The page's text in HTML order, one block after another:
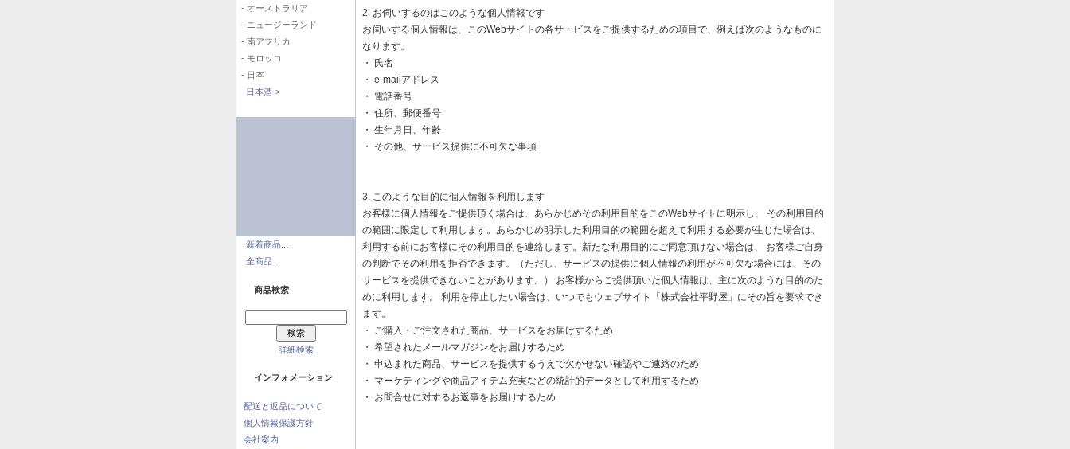
- オーストラリア
- ニュージーランド
- 南アフリカ
- モロッコ
- 日本
日本酒->
新着商品...
全商品...
商品検索
詳細検索
インフォメーション
配送と返品について
個人情報保護方針
会社案内
2. お伺いするのはこのような個人情報です
お伺いする個人情報は、このWebサイトの各サービスをご提供するための項目で、例えば次のようなものに
なります。
・ 氏名
・ e-mailアドレス
・ 電話番号
・ 住所、郵便番号
・ 生年月日、年齢
・ その他、サービス提供に不可欠な事項
3. このような目的に個人情報を利用します
お客様に個人情報をご提供頂く場合は、あらかじめその利用目的をこのWebサイトに明示し、 その利用目的
の範囲に限定して利用します。あらかじめ明示した利用目的の範囲を超えて利用する必要が生じた場合は、
利用する前にお客様にその利用目的を連絡します。新たな利用目的にご同意頂けない場合は、 お客様ご自身
の判断でその利用を拒否できます。（ただし、サービスの提供に個人情報の利用が不可欠な場合には、その
サービスを提供できないことがあります。） お客様からご提供頂いた個人情報は、主に次のような目的のた
めに利用します。 利用を停止したい場合は、いつでもウェブサイト「株式会社平野屋」にその旨を要求でき
ます。
・ ご購入・ご注文された商品、サービスをお届けするため
・ 希望されたメールマガジンをお届けするため
・ 申込まれた商品、サービスを提供するうえで欠かせない確認やご連絡のため
・ マーケティングや商品アイテム充実などの統計的データとして利用するため
・ お問合せに対するお返事をお届けするため